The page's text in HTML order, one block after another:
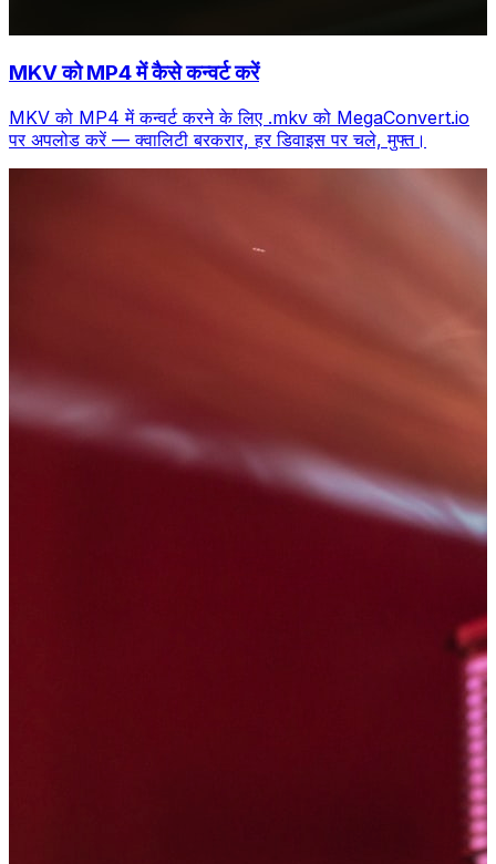
MKV को MP4 में कैसे कन्वर्ट करें
MKV को MP4 में कन्वर्ट करने के लिए .mkv को MegaConvert.io
पर अपलोड करें — क्वालिटी बरकरार, हर डिवाइस पर चले, मुफ्त।